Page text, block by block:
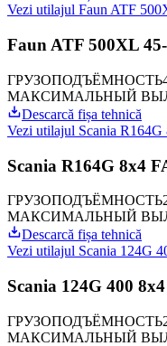
Vezi utilajul Faun ATF
Faun ATF 500XL
ГРУЗОПОДЪЁМНОСТЬ
МАКСИМАЛЬНЫЙ
Descarcă fișa tehnică
Vezi utilajul Scania
Scania R164G 8x4
ГРУЗОПОДЪЁМНОСТЬ
МАКСИМАЛЬНЫЙ
Descarcă fișa tehnică
Vezi utilajul Scania 124G
Scania 124G 400
ГРУЗОПОДЪЁМНОСТЬ
МАКСИМАЛЬНЫЙ